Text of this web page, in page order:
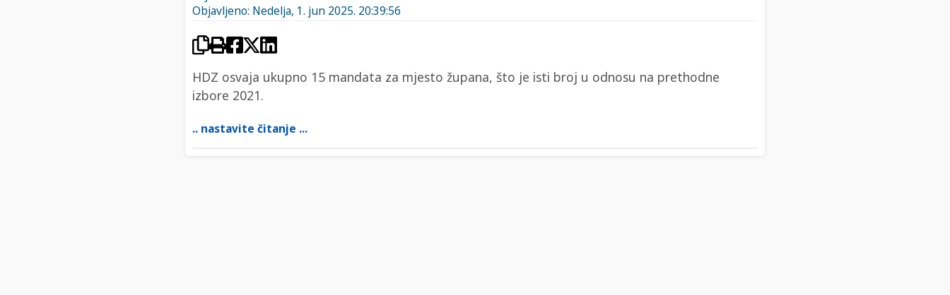
Objavljeno: Nedelja, 1. jun 2025. 20:39:56
HDZ osvaja ukupno 15 mandata za mjesto župana, što je isti broj u odnosu na prethodne
izbore 2021.
.. nastavite čitanje ...